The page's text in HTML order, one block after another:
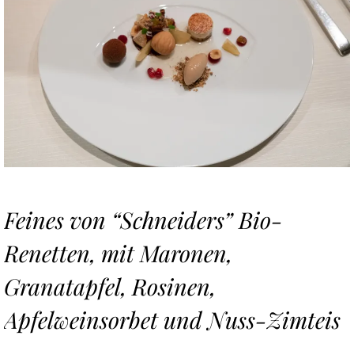
Feines von “Schneiders” Bio-
Renetten, mit Maronen,
Granatapfel, Rosinen,
Apfelweinsorbet und Nuss-Zimteis